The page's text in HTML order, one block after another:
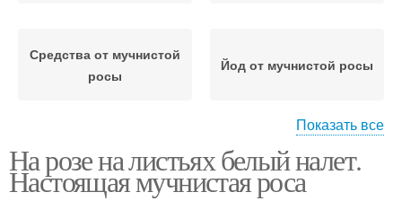
Средства от мучнистой
росы
Йод от мучнистой росы
росы
Росы на цветах
Показать все
На розе на листьях белый налет.
Настоящая мучнистая роса